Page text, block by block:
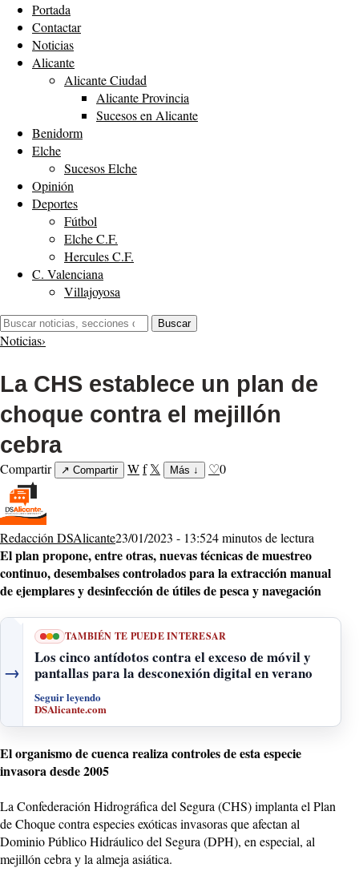
Portada
Contactar
Noticias
Alicante
Alicante Ciudad
Alicante Provincia
Sucesos en Alicante
Benidorm
Elche
Sucesos Elche
Opinión
Deportes
Fútbol
Elche C.F.
Hercules C.F.
C. Valenciana
Villajoyosa
Buscar:
Buscar
Noticias›
La CHS establece un plan de
choque contra el mejillón
cebra
Compartir ↗ Compartir Wf 𝕏 Más ↓ ♡0
Redacción DSAlicante23/01/2023 - 13:524 minutos de lectura
El plan propone, entre otras, nuevas técnicas de muestreo
continuo, desembalses controlados para la extracción manual
de ejemplares y desinfección de útiles de pesca y navegación
→
TAMBIÉN TE PUEDE INTERESAR
Los cinco antídotos contra el exceso de móvil y
pantallas para la desconexión digital en verano
Seguir leyendo
DSAlicante.com
El organismo de cuenca realiza controles de esta especie
invasora desde 2005
La Confederación Hidrográfica del Segura (CHS) implanta el Plan
de Choque contra especies exóticas invasoras que afectan al
Dominio Público Hidráulico del Segura (DPH), en especial, al
mejillón cebra y la almeja asiática.